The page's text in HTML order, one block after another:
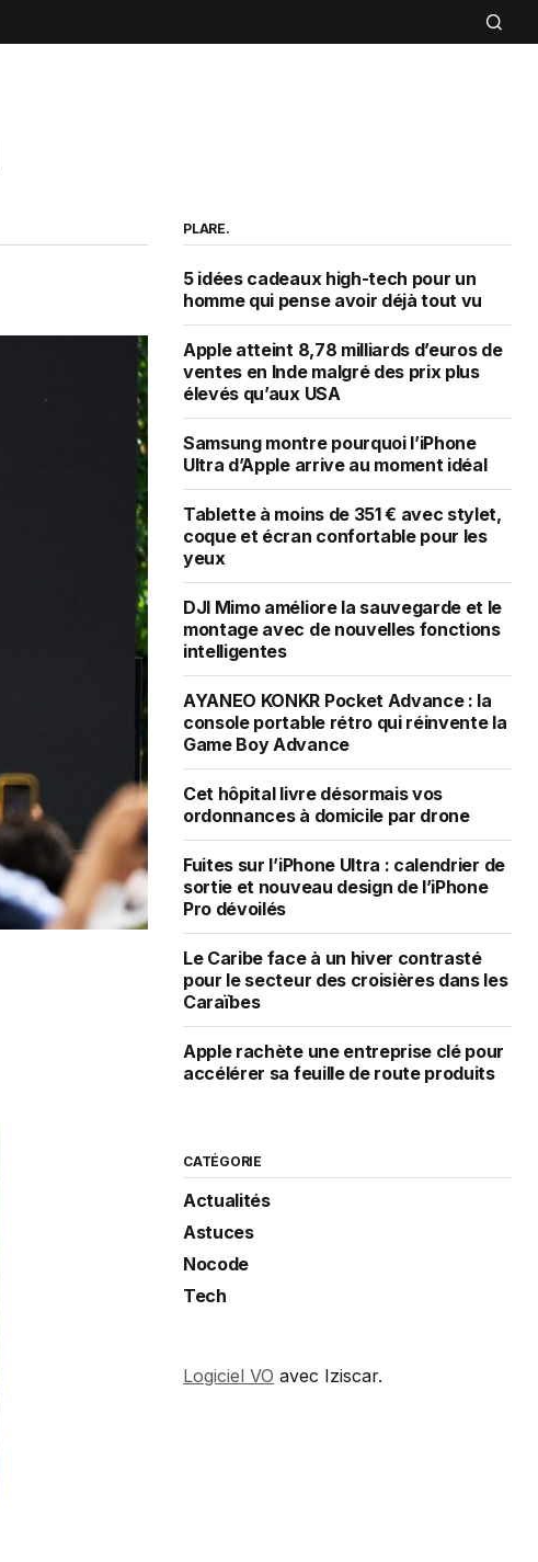
PLARE.
5 idées cadeaux high-tech pour un
homme qui pense avoir déjà tout vu
Apple atteint 8,78 milliards d’euros de
ventes en Inde malgré des prix plus
élevés qu’aux USA
Samsung montre pourquoi l’iPhone
Ultra d’Apple arrive au moment idéal
Tablette à moins de 351 € avec stylet,
coque et écran confortable pour les
yeux
DJI Mimo améliore la sauvegarde et le
montage avec de nouvelles fonctions
intelligentes
AYANEO KONKR Pocket Advance : la
console portable rétro qui réinvente la
Game Boy Advance
Cet hôpital livre désormais vos
ordonnances à domicile par drone
Fuites sur l’iPhone Ultra : calendrier de
sortie et nouveau design de l’iPhone
Pro dévoilés
Le Caribe face à un hiver contrasté
pour le secteur des croisières dans les
Caraïbes
Apple rachète une entreprise clé pour
accélérer sa feuille de route produits
CATÉGORIE
Actualités
Astuces
Nocode
Tech
Logiciel VO avec Iziscar.